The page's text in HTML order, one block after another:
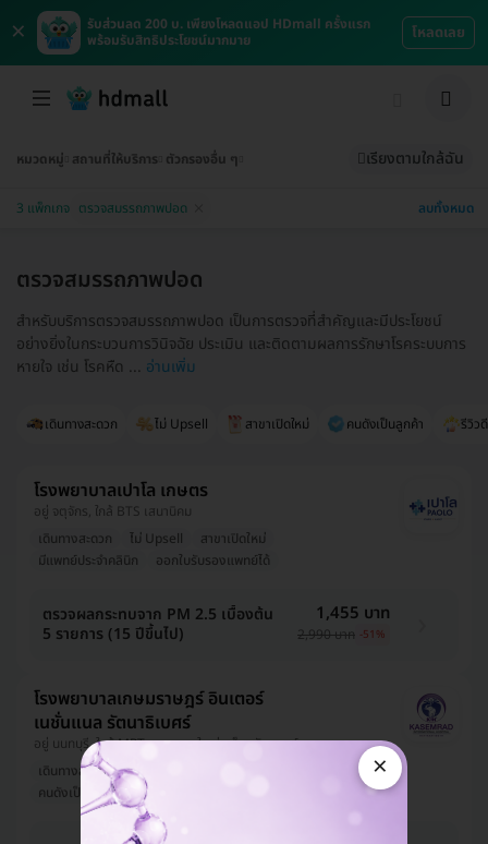
×
รับส่วนลด 200 บ. เพียงโหลดแอป HDmall ครั้งแรก
พร้อมรับสิทธิประโยชน์มากมาย
โหลดเลย
หมวดหมู่ สถานที่ให้บริการ ตัวกรองอื่น ๆ เรียงตามใกล้ฉัน
3 แพ็กเกจ ตรวจสมรรถภาพปอด ลบทั้งหมด
เดินทางสะดวก ไม่ Upsell สาขาเปิดใหม่ คนดังเป็นลูกค้า รีวิว
ตรวจสมรรถภาพปอด
สำหรับบริการตรวจสมรรถภาพปอด เป็นการตรวจที่สำคัญและมีประโยชน์
อย่างยิ่งในกระบวนการวินิจฉัย ประเมิน และติดตามผลการรักษาโรคระบบการ
หายใจ เช่น โรคหืด ... อ่านเพิ่ม
โรงพยาบาลเปาโล เกษตร
อยู่ จตุจักร, ใกล้ BTS เสนานิคม
เดินทางสะดวก
ไม่ Upsell
สาขาเปิดใหม่
มีแพทย์ประจำคลินิก
ออกใบรับรองแพทย์ได้
ตรวจผลกระทบจาก PM 2.5 เบื้องต้น
5 รายการ (15 ปีขึ้นไป)
1,455 บาท
2,990 บาท -51%
โรงพยาบาลเกษมราษฎร์ อินเตอร์
เนชั่นแนล รัตนาธิเบศร์
อยู่ นนทบุรี, ใกล้ MRT ตลาดบางใหญ่, เซ็นทรัล เวสต์เกต
เดินทางสะดวก
ไม่ Upsell
คนดังเป็นลูกค้า
มีแพทย์ประจำคลินิก
×